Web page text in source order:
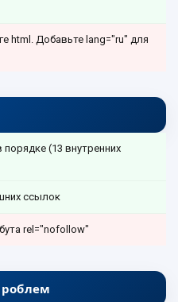
html. Добавьте lang="ru" для
(13 внутренних
ссылок
rel="nofollow"